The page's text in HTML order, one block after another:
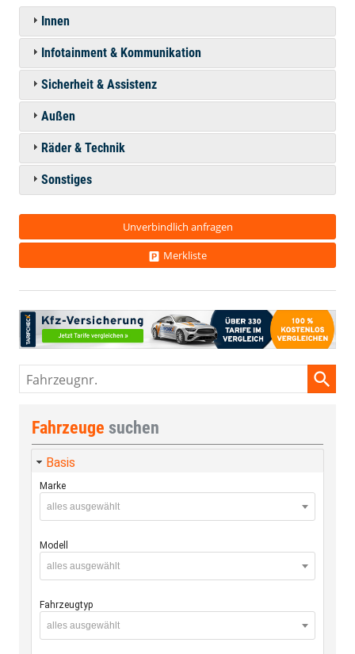
Innen
Infotainment & Kommunikation
Sicherheit & Assistenz
Außen
Räder & Technik
Sonstiges
Unverbindlich anfragen
Merkliste
Fahrzeugnr.
Fahrzeuge suchen
Basis
Marke
alles ausgewählt
Modell
alles ausgewählt
Fahrzeugtyp
alles ausgewählt